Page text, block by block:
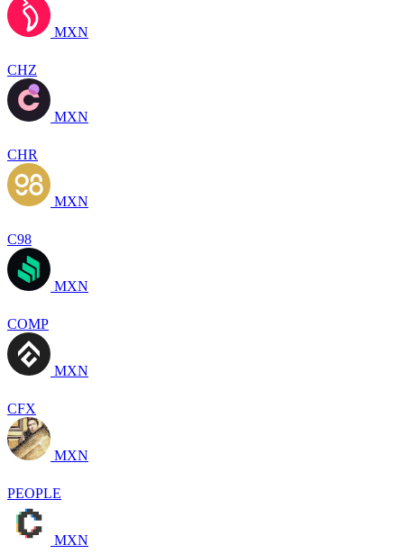
MXN
CHZ
MXN
CHR
MXN
C98
MXN
COMP
MXN
CFX
MXN
PEOPLE
MXN